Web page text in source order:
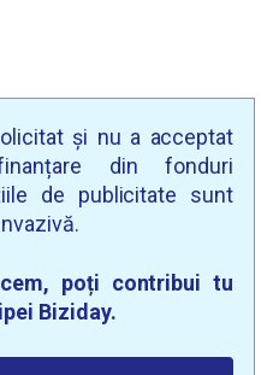
și nu a acceptat
din fonduri
de publicitate sunt
poți contribui tu
Biziday.